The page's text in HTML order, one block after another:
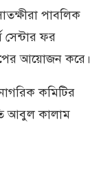
পাবলিক
সেন্টার ফর
আয়োজন করে।
কমিটির
আবুল কালাম